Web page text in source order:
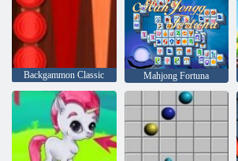
Backgammon Classic Mahjong Fortuna